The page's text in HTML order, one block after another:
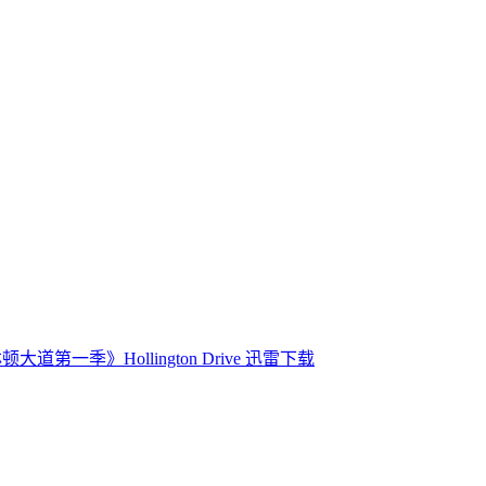
大道第一季》Hollington Drive 迅雷下载